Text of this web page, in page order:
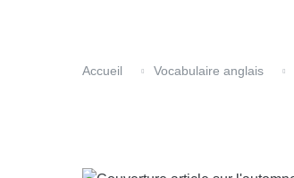
Accueil Vocabulaire anglais